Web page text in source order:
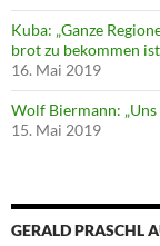
Kuba: „Ganze
brot zu bekommen
16. Mai 2019
Wolf Biermann: „Uns
15. Mai 2019
GERALD PRASCHL